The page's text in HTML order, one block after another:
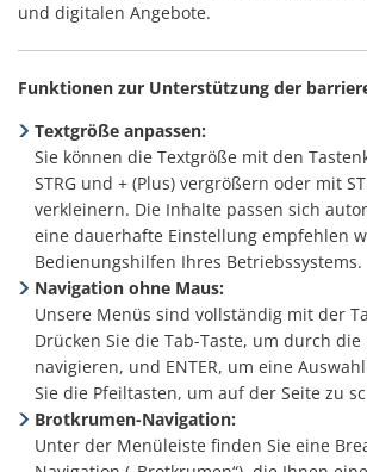
und digitalen Angebote.
Funktionen zur Unterstützung der
Textgröße anpassen:
Sie können die Textgröße mit den
STRG und + (Plus) vergrößern oder mit
verkleinern. Die Inhalte passen sich
eine dauerhafte Einstellung empfehlen
Bedienungshilfen Ihres Betriebssystems.
Navigation ohne Maus:
Unsere Menüs sind vollständig mit der
Drücken Sie die Tab-Taste, um durch die
navigieren, und ENTER, um eine
Sie die Pfeiltasten, um auf der Seite zu
Brotkrumen-Navigation:
Unter der Menüleiste finden Sie eine